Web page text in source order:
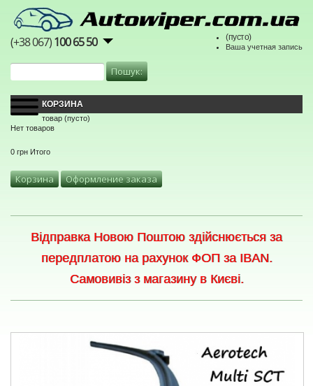
(+38 067)100 65 50 (пусто)
Ваша учетная запись
КОРЗИНА
товар (пусто)
Нет товаров
0 грн Итого
Корзина Оформление заказа
Відправка Новою Поштою здійснюється за
передплатою на рахунок ФОП за IBAN.
Самовивіз з магазину в Києві.